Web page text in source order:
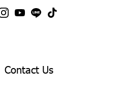
Contact Us